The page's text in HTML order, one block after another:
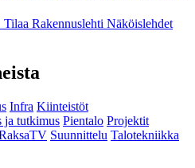
Tilaa Rakennuslehti Näköislehdet
Infra Kiinteistöt
ja tutkimus Pientalo Projektit
Suunnittelu Talotekniikka